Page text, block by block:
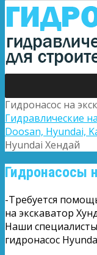
Гидронасос на
Гидравлические
Doosan, Hyundai,
Hyundai Хендай
Гидронасосы
-Требуется
на экскаватор
Наши
гидронасос